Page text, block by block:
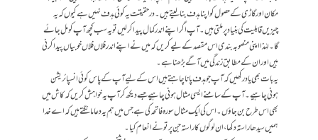
مکان اور گاڑی کے حصول کو اپنا ہدف بنالیتے ہیں۔ درحقیقت یہ کوئی ہدف نہیں ہے کیوں کہ یہ
چیزیں قابلیت کی بنیاد پر ملتی ہیں۔ آپ اگر اپنے اندر کمال پیدا کرلیں تو یہ سب کچھ آپ کو مل جائے
گا۔ لہٰذا اپنی منصوبہ بندی اس مقصد کے لیے کریں کہ میں نے اپنے اندر فلاں فلاں خوبیاں پیدا کرنی
ہیں اور ان کے مطابق زندگی میں آگے بڑھنا ہے۔
یہ بات بھی یاد رکھیں کہ آپ جو ہدف پانا چاہتے ہیں اس کے لیے آپ کے پاس کوئی انسپائریشن
ہونی چاہیے۔ آپ کے سامنے ایسی مثال ہونی چاہیے جسے دیکھ کر آپ یہ خواہش کریں کہ کاش میں
بھی اس طرح بن جاؤں۔ اس کی ایک مثال سورہ فاتحہ کی ہے جس میں ہم یہ دعا مانگتے ہیں کہ اے خدا
ہمیں سیدھا راستہ دکھا، ان لوگوں کا راستہ جن پر تو نے انعام کیا۔